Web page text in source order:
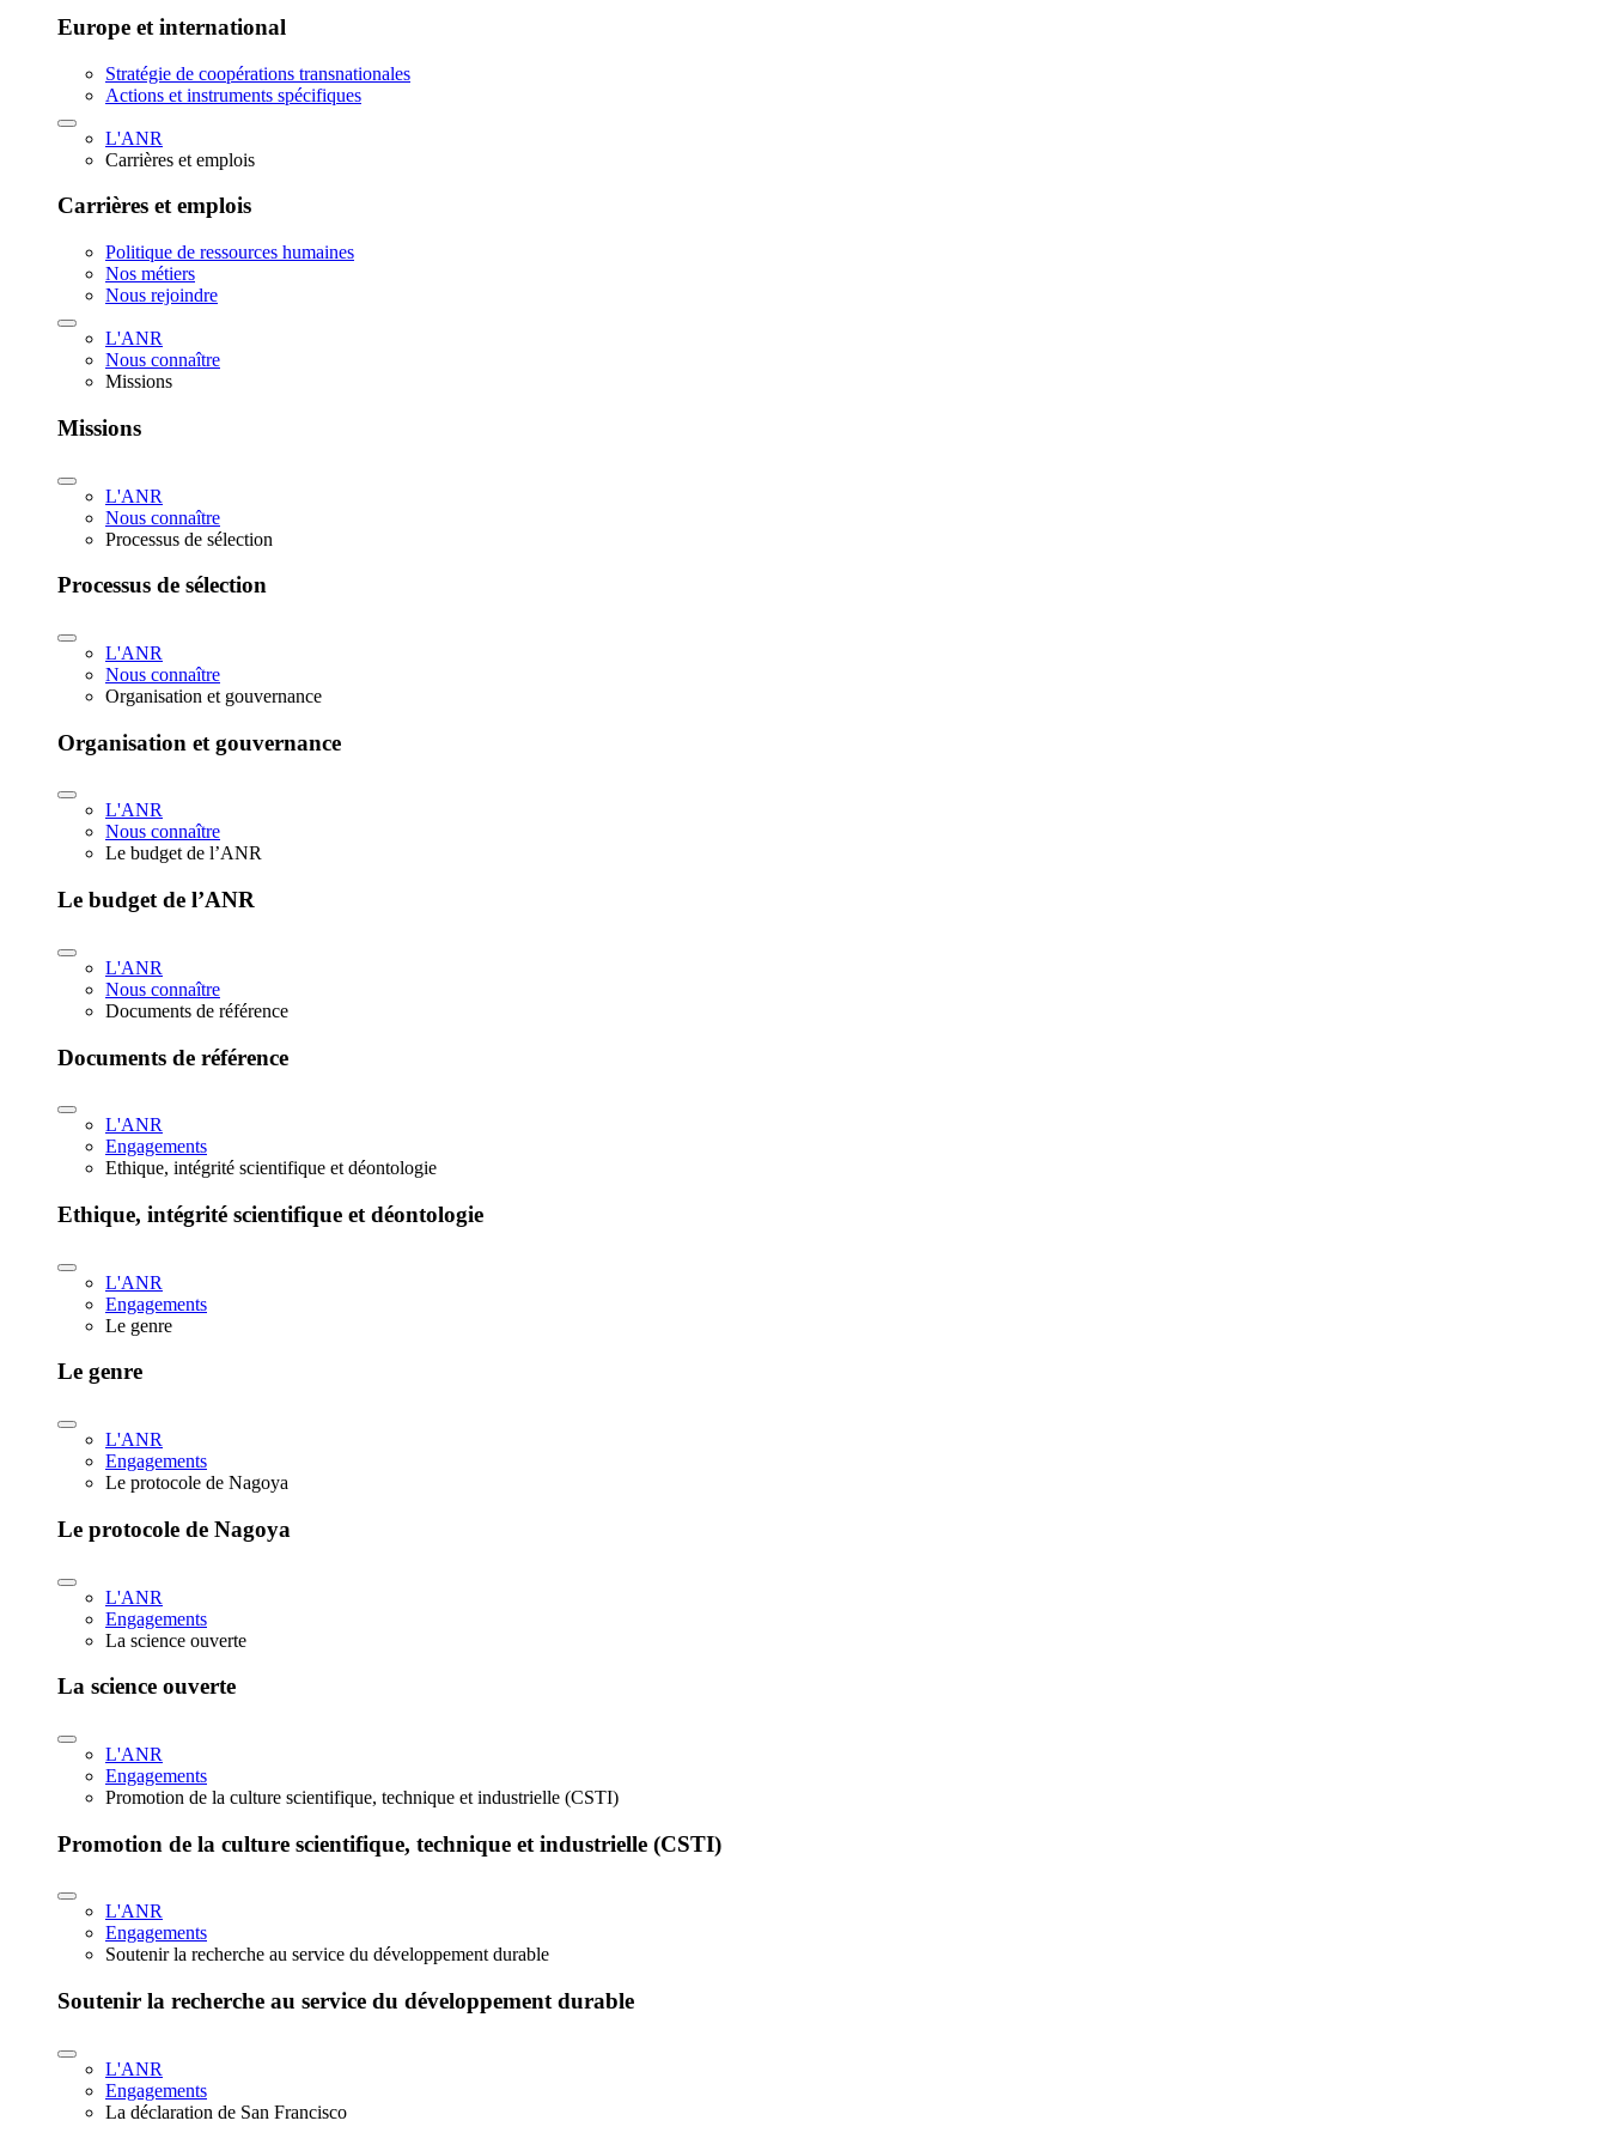
Europe et international
Stratégie de coopérations transnationales
Actions et instruments spécifiques
L'ANR
Carrières et emplois
Carrières et emplois
Politique de ressources humaines
Nos métiers
Nous rejoindre
L'ANR
Nous connaître
Missions
Missions
L'ANR
Nous connaître
Processus de sélection
Processus de sélection
L'ANR
Nous connaître
Organisation et gouvernance
Organisation et gouvernance
L'ANR
Nous connaître
Le budget de l’ANR
Le budget de l’ANR
L'ANR
Nous connaître
Documents de référence
Documents de référence
L'ANR
Engagements
Ethique, intégrité scientifique et déontologie
Ethique, intégrité scientifique et déontologie
L'ANR
Engagements
Le genre
Le genre
L'ANR
Engagements
Le protocole de Nagoya
Le protocole de Nagoya
L'ANR
Engagements
La science ouverte
La science ouverte
L'ANR
Engagements
Promotion de la culture scientifique, technique et industrielle (CSTI)
Promotion de la culture scientifique, technique et industrielle (CSTI)
L'ANR
Engagements
Soutenir la recherche au service du développement durable
Soutenir la recherche au service du développement durable
L'ANR
Engagements
La déclaration de San Francisco